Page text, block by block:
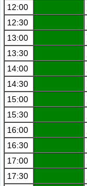
12:00
12:30
13:00
13:30
14:00
14:30
15:00
15:30
16:00
16:30
17:00
17:30